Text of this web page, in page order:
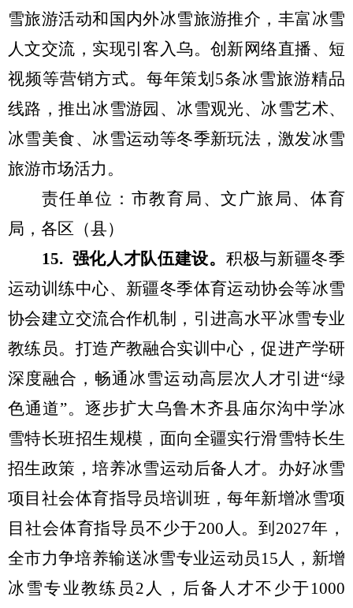
雪旅游活动和国内外冰雪旅游推介 ， 丰富冰雪
人文交流，实现引客入乌。创新网络直播、短
视频等营销方式。 每年策划 5条冰雪旅游精品
线路 ，推出冰雪游园、冰雪观光、冰雪艺术、
冰雪美食、冰雪运动等冬季新玩法，激发冰雪
旅游市场活力。
责任单位：市教育局、文 广旅局、体育
局，各区（县）
15. 强化人才队伍建设。 积极与新疆冬季
运动训练中心、新疆冬季体育运动协会等冰雪
协会建立交流合作机制， 引进高水平冰雪专业
教练员。打造产教融合实训 中心 ，促进产学研
深度融合 ， 畅通冰雪运动高层次 人才引进“绿
色通道”。逐步扩大乌鲁木齐县庙尔沟中学冰
雪特长班招生规模 ，面向全疆实行滑雪特长生
招生政策 ，培养冰雪运动后备人才。 办好冰雪
项目社会体育指导员培训班，每年新增冰雪项
目社会体育指导员不少于200 人 。到 2027年，
全市力争培养输送冰雪专业运动员 15人，新增
冰雪专业教练员 2 人，后备人才不少于1000